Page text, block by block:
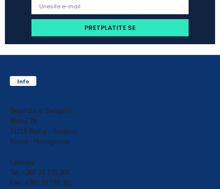
Info
Sejari d.o.o. Sarajevo
Blažuj 78,
71215 Blažuj - Sarajevo
Bosna i Hercegovina
Centrala:
Tel: +387 33 770 300
Fax: +387 33 770 301